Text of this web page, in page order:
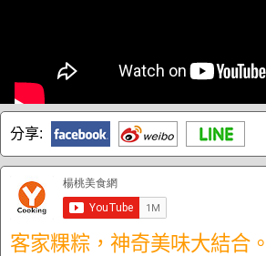
分享:
客家粿粽，神奇美味大結合。